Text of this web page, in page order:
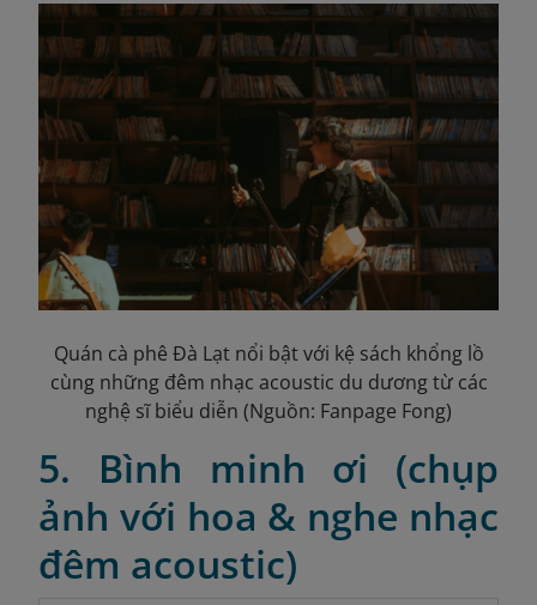
Quán cà phê Đà Lạt nổi bật với kệ sách khổng lồ
cùng những đêm nhạc acoustic du dương từ các
nghệ sĩ biểu diễn (Nguồn: Fanpage Fong)
5. Bình minh ơi (chụp
ảnh với hoa & nghe nhạc
đêm acoustic)